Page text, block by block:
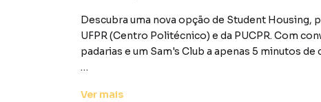
Descubra uma nova opção de Student
UFPR (Centro Politécnico) e da PUCPR. Com
padarias e um Sam's Club a apenas 5 minutos de
como o Jardim Botânico (2,7 km). Unindo
Ver mais